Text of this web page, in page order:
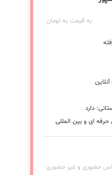
به قیمت به تومان
دارد
ای و بین المللی
حضوری و غیر حضوری